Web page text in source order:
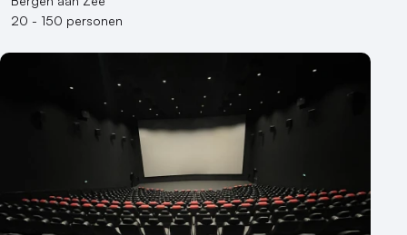
20 - 150 personen